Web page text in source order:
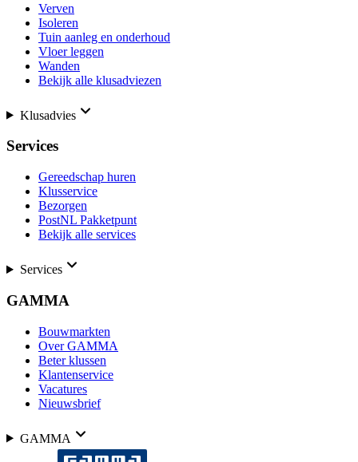
Verven
Isoleren
Tuin aanleg en onderhoud
Vloer leggen
Wanden
Bekijk alle klusadviezen
Klusadvies
Services
Gereedschap huren
Klusservice
Bezorgen
PostNL Pakketpunt
Bekijk alle services
Services
GAMMA
Bouwmarkten
Over GAMMA
Beter klussen
Klantenservice
Vacatures
Nieuwsbrief
GAMMA